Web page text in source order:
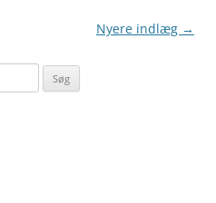
Nyere indlæg →